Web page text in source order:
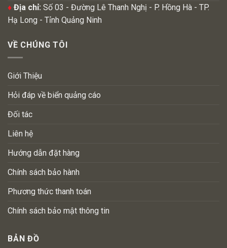
♦ Địa chỉ: Số 03 - Đường Lê Thanh Nghị - P. Hồng Hà - TP.
Hạ Long - Tỉnh Quảng Ninh
VỀ CHÚNG TÔI
Giới Thiệu
Hỏi đáp về biển quảng cáo
Đối tác
Liên hệ
Hướng dẫn đặt hàng
Chính sách bảo hành
Phương thức thanh toán
Chính sách bảo mật thông tin
BẢN ĐỒ